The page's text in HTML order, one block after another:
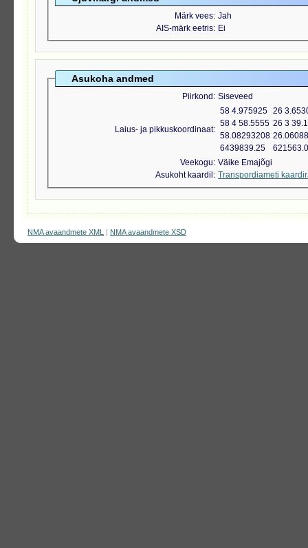
Märk vees Jah
AIS-märk eetris Ei
Asukoha andmed
Piirkond Siseveed
Laius- ja pikkuskoordinaat
58 4.975925 26
58 4 58.5555 26 3
58.08293208
6439839.25
Veekogu Väike Emajõgi
Asukoht kaardil
Transpordiameti
NMA avaandmete XML | NMA avaandmete XSD